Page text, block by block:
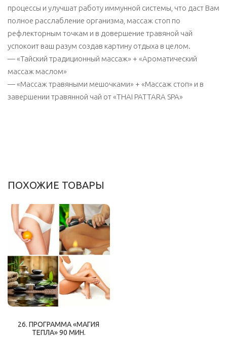
процессы и улучшат работу иммунной системы, что даст Вам
полное расслабление организма, массаж стоп по
рефлекторным точкам и в довершение травяной чай
успокоит ваш разум создав картину отдыха в целом.
— «Тайский традиционный массаж» + «Ароматический
массаж маслом»
— «Массаж травяными мешочками» + «Массаж стоп» и в
завершении травянной чай от «THAI PATTARA SPA»
ПОХОЖИЕ ТОВАРЫ
26. ПРОГРАММА «МАГИЯ
ТЕПЛА» 90 МИН.